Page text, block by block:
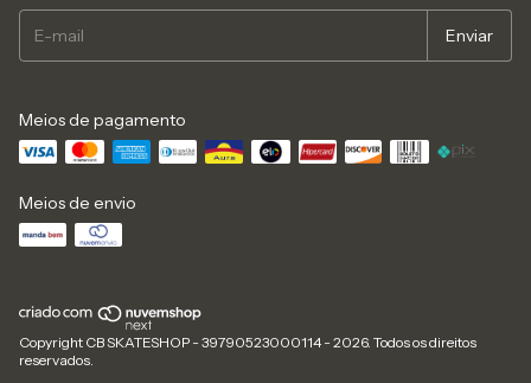
Meios de pagamento
Meios de envio
Copyright CB SKATESHOP - 39790523000114 - 2026. Todos os direitos
reservados.